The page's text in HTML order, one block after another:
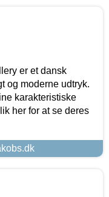
er et dansk
og moderne udtryk.
karakteristiske
her for at se deres